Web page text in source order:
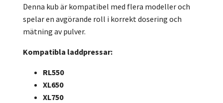
Denna kub är kompatibel med flera modeller och
spelar en avgörande roll i korrekt dosering och
mätning av pulver.
Kompatibla laddpressar:
RL550
XL650
XL750